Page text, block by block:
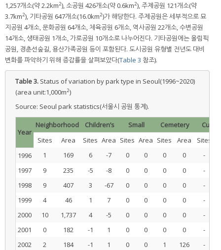
1,257개소(약 2.2km2), 소공원 426개소(약 0.6km2), 주제공원 121개소(약
3.7km2), 기타공원 647개소(16.0km2)가 해당한다. 주제공원은 세부적으로 묘
지공원 4개소, 문화공원 64개소, 체육공원 6개소, 역사공원 22개소, 수변공원
14개소, 생태공원 1개소, 가로공원 10개소로 나누어진다. 기타공원에는 올림픽
공원, 경춘선숲길, 용산가족공원 등이 포함된다. 도시공원 유형별 전년도 대비
변화를 파악하기 위해 증감률을 살펴보았다(Table 3 참조).
Table 3. Status of variation by park type in Seoul(1996~2020)
(area unit:1,000m2)
Source: Seoul park statistics(서울시 공원 통계).
Year
Neighborhood Children’s Small Cemetery
Sites
Area Sites Area Sites Area Sites Area Sites
1996
1 169 6 -7 0 0 0 0
-
1997
9 235 -5 -8 0 0 0 0
-
1998
9 407 3 -67 0 0 0 0
-
1999
4 46 1 7 0 0 0 0
-
2000
10 1,737 4 -5 0 0 0 0
-
2001
0 182 -1 1 0 0 0 0
-
2002
2 184 -1 1 0 0 1 126
-